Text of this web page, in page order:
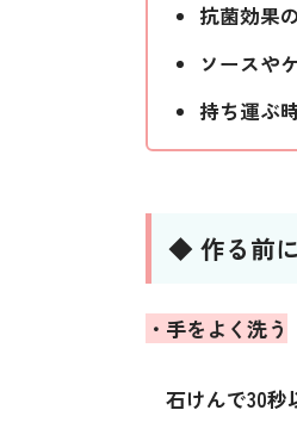
抗菌効果
ソースや
持ち運ぶ
◆ 作る前
・手をよく洗う
石けんで30秒